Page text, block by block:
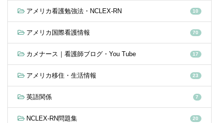
アメリカ看護勉強法・NCLEX-RN 10
アメリカ国際看護情報 70
カメナース｜看護師ブログ・You Tube 17
アメリカ移住・生活情報 23
英語関係 7
NCLEX-RN問題集 20